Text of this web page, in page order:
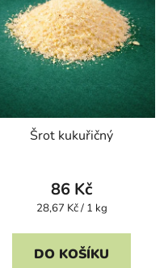
Šrot kukuřičný
86 Kč
Měrná
28,67 Kč / 1 kg
DO KOŠÍKU